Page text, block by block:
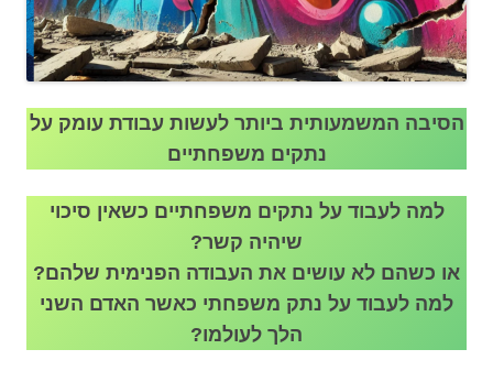
הסיבה המשמעותית ביותר לעשות עבודת עומק על
נתקים משפחתיים
למה לעבוד על נתקים משפחתיים כשאין סיכוי
שיהיה קשר?
או כשהם לא עושים את העבודה הפנימית שלהם?
למה לעבוד על נתק משפחתי כאשר האדם השני
הלך לעולמו?